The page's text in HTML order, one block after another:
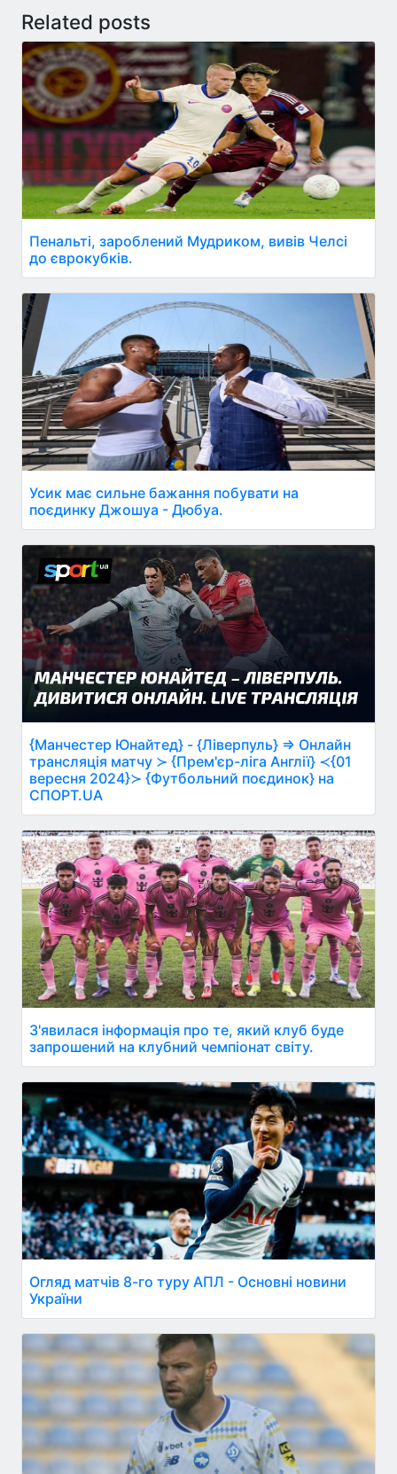
Related posts
Пенальті, зароблений Мудриком, вивів Челсі
до єврокубків.
Усик має сильне бажання побувати на
поєдинку Джошуа - Дюбуа.
{Манчестер Юнайтед} - {Ліверпуль} ⇒ Онлайн
трансляція матчу ≻ {Прем'єр-ліга Англії} ≺{01
вересня 2024}≻ {Футбольний поєдинок} на
СПОРТ.UA
З'явилася інформація про те, який клуб буде
запрошений на клубний чемпіонат світу.
Огляд матчів 8-го туру АПЛ - Основні новини
України